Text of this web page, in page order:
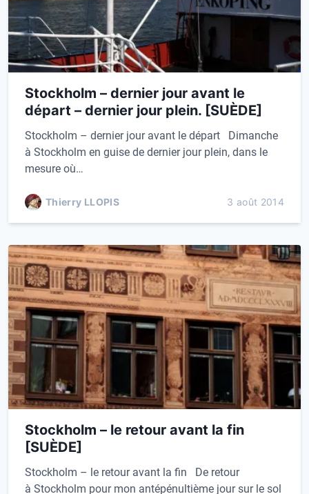
Stockholm – dernier jour avant le
départ – dernier jour plein. [SUÈDE]
Stockholm – dernier jour avant le départ Dimanche
à Stockholm en guise de dernier jour plein, dans le
mesure où…
Thierry LLOPIS 3 août 2014
Stockholm – le retour avant la fin
[SUÈDE]
Stockholm – le retour avant la fin De retour
à Stockholm pour mon antépénultième jour sur le sol